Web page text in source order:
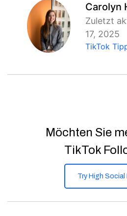
Carolyn
Zuletzt
17, 2025
TikTok
Möchten Sie
TikTok
Try High Social